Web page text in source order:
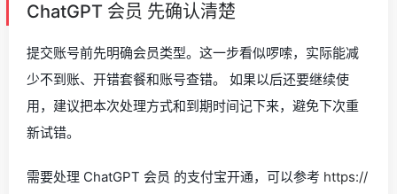
ChatGPT 会员 先确认清楚
提交账号前先明确会员类型。这一步看似啰嗦，实际能减
少不到账、开错套餐和账号查错。 如果以后还要继续使
用，建议把本次处理方式和到期时间记下来，避免下次重
新试错。
需要处理 ChatGPT 会员 的支付宝开通，可以参考 https://